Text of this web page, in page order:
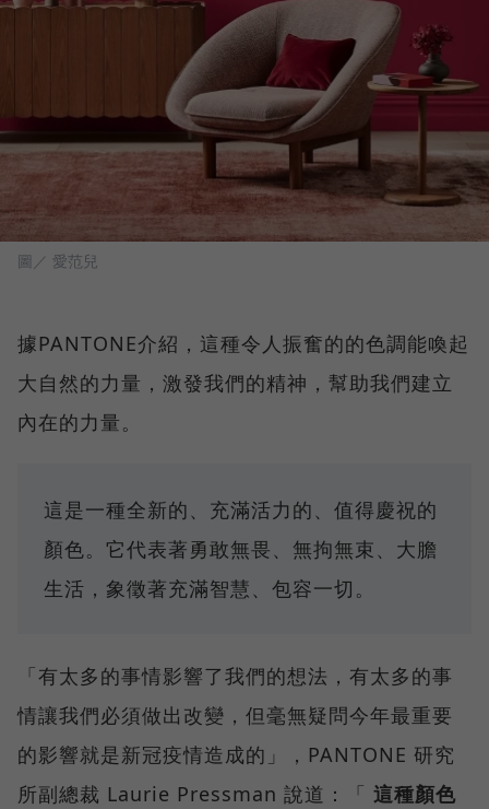
圖／ 愛范兒
據PANTONE介紹，這種令人振奮的的色調能喚起
大自然的力量，激發我們的精神，幫助我們建立
內在的力量。
這是一種全新的、充滿活力的、值得慶祝的
顏色。它代表著勇敢無畏、無拘無束、大膽
生活，象徵著充滿智慧、包容一切。
「有太多的事情影響了我們的想法，有太多的事
情讓我們必須做出改變，但毫無疑問今年最重要
的影響就是新冠疫情造成的」，PANTONE 研究
所副總裁 Laurie Pressman 說道：「 這種顏色